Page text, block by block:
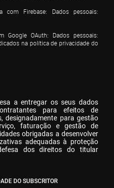
com Firebase: Dados pessoais:
Google OAuth: Dados pessoais:
na política de privacidade do
a entregar os seus dados
para efeitos de
designadamente para gestão
faturação e gestão de
obrigadas a desenvolver
adequadas à proteção
dos direitos do titular
DO SUBSCRITOR